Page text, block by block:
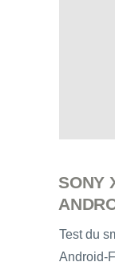
SONY
Test du
Android-